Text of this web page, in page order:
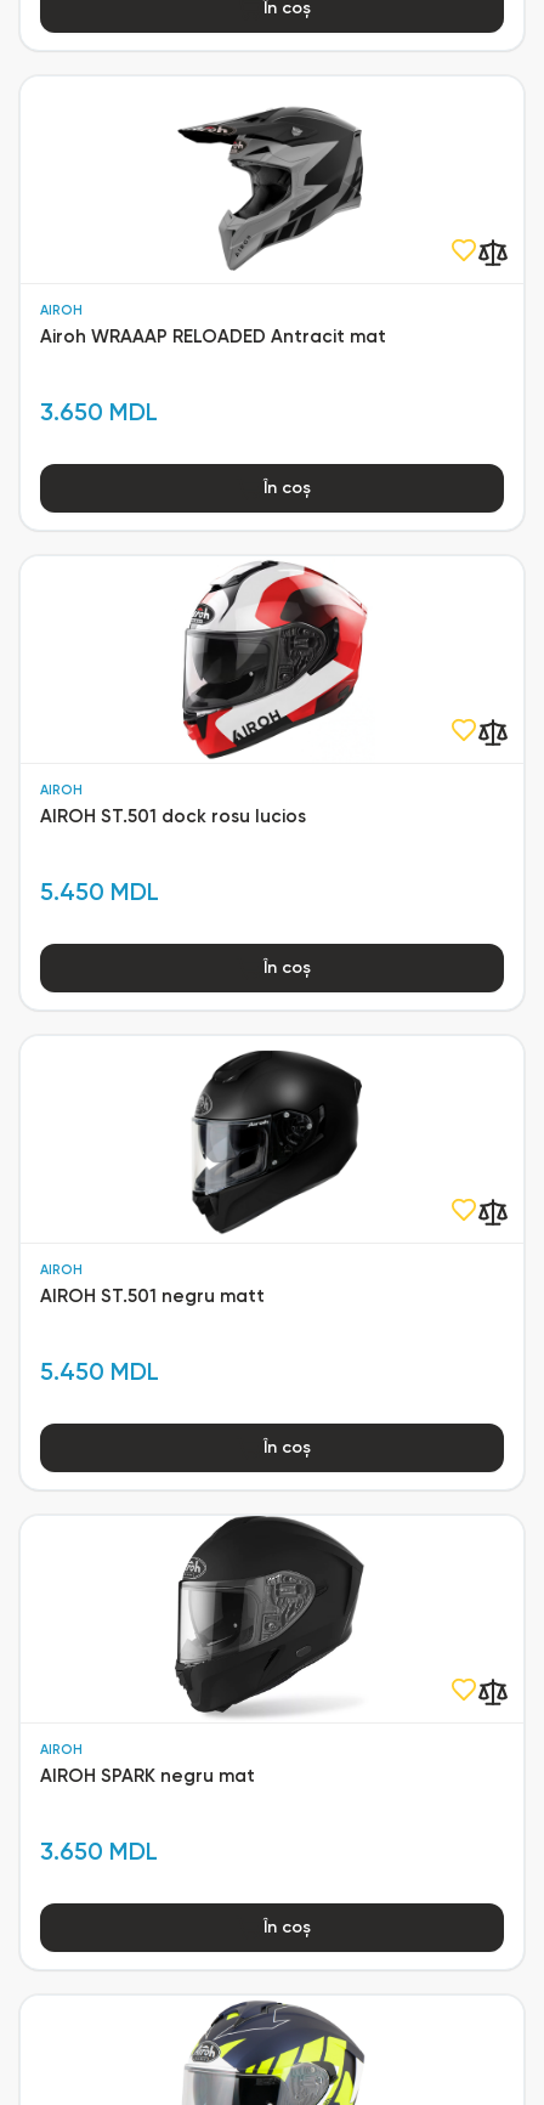
În coș
AIROH
Airoh WRAAAP RELOADED Antracit mat
3.650 MDL
În coș
AIROH
AIROH ST.501 dock rosu lucios
5.450 MDL
În coș
AIROH
AIROH ST.501 negru matt
5.450 MDL
În coș
AIROH
AIROH SPARK negru mat
3.650 MDL
În coș